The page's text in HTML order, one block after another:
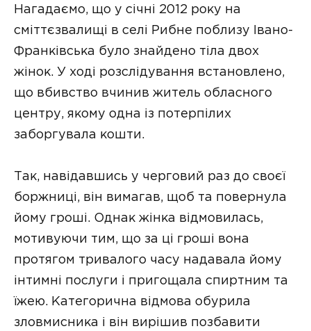
Нагадаємо, що у січні 2012 року на
сміттєзвалищі в селі Рибне поблизу Івано-
Франківська було знайдено тіла двох
жінок. У ході розслідування встановлено,
що вбивство вчинив житель обласного
центру, якому одна із потерпілих
заборгувала кошти.
Так, навідавшись у черговий раз до своєї
боржниці, він вимагав, щоб та повернула
йому гроші. Однак жінка відмовилась,
мотивуючи тим, що за ці гроші вона
протягом тривалого часу надавала йому
інтимні послуги і пригощала спиртним та
їжею. Категорична відмова обурила
зловмисника і він вирішив позбавити